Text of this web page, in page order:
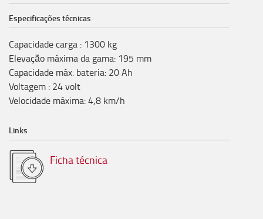
Especificações técnicas
Capacidade carga : 1300 kg
Elevação máxima da gama: 195 mm
Capacidade máx. bateria: 20Ah
Voltagem : 24volt
Velocidade máxima:4,8 km/h
Links
Ficha técnica